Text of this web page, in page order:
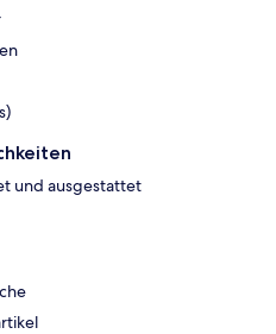
und ausgestattet